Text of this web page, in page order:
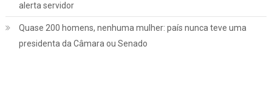
alerta servidor
Quase 200 homens, nenhuma mulher: país nunca teve uma
presidenta da Câmara ou Senado
INSS: confira como vai funcionar a
revisão da vida toda, aprovada pelo STF